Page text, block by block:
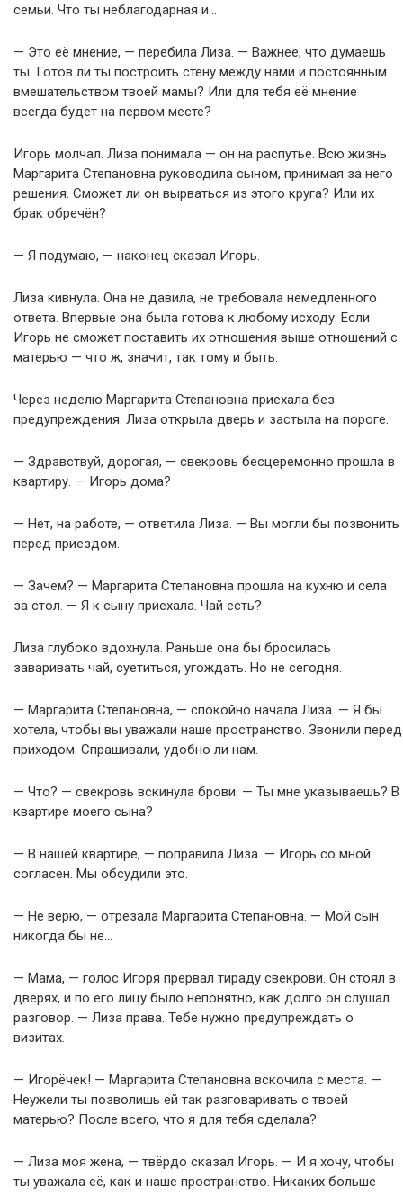
семьи. Что ты неблагодарная и…
— Это её мнение, — перебила Лиза. — Важнее, что думаешь
ты. Готов ли ты построить стену между нами и постоянным
вмешательством твоей мамы? Или для тебя её мнение
всегда будет на первом месте?
Игорь молчал. Лиза понимала — он на распутье. Всю жизнь
Маргарита Степановна руководила сыном, принимая за него
решения. Сможет ли он вырваться из этого круга? Или их
брак обречён?
— Я подумаю, — наконец сказал Игорь.
Лиза кивнула. Она не давила, не требовала немедленного
ответа. Впервые она была готова к любому исходу. Если
Игорь не сможет поставить их отношения выше отношений с
матерью — что ж, значит, так тому и быть.
Через неделю Маргарита Степановна приехала без
предупреждения. Лиза открыла дверь и застыла на пороге.
— Здравствуй, дорогая, — свекровь бесцеремонно прошла в
квартиру. — Игорь дома?
— Нет, на работе, — ответила Лиза. — Вы могли бы позвонить
перед приездом.
— Зачем? — Маргарита Степановна прошла на кухню и села
за стол. — Я к сыну приехала. Чай есть?
Лиза глубоко вдохнула. Раньше она бы бросилась
заваривать чай, суетиться, угождать. Но не сегодня.
— Маргарита Степановна, — спокойно начала Лиза. — Я бы
хотела, чтобы вы уважали наше пространство. Звонили перед
приходом. Спрашивали, удобно ли нам.
— Что? — свекровь вскинула брови. — Ты мне указываешь? В
квартире моего сына?
— В нашей квартире, — поправила Лиза. — Игорь со мной
согласен. Мы обсудили это.
— Не верю, — отрезала Маргарита Степановна. — Мой сын
никогда бы не…
— Мама, — голос Игоря прервал тираду свекрови. Он стоял в
дверях, и по его лицу было непонятно, как долго он слушал
разговор. — Лиза права. Тебе нужно предупреждать о
визитах.
— Игорёчек! — Маргарита Степановна вскочила с места. —
Неужели ты позволишь ей так разговаривать с твоей
матерью? После всего, что я для тебя сделала?
— Лиза моя жена, — твёрдо сказал Игорь. — И я хочу, чтобы
ты уважала её, как и наше пространство. Никаких больше